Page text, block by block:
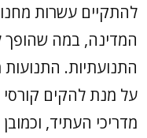
להתקיים עשרות
המדינה, במה שהופך
התנועתיות.
על מנת להקים
מדריכי העתיד,